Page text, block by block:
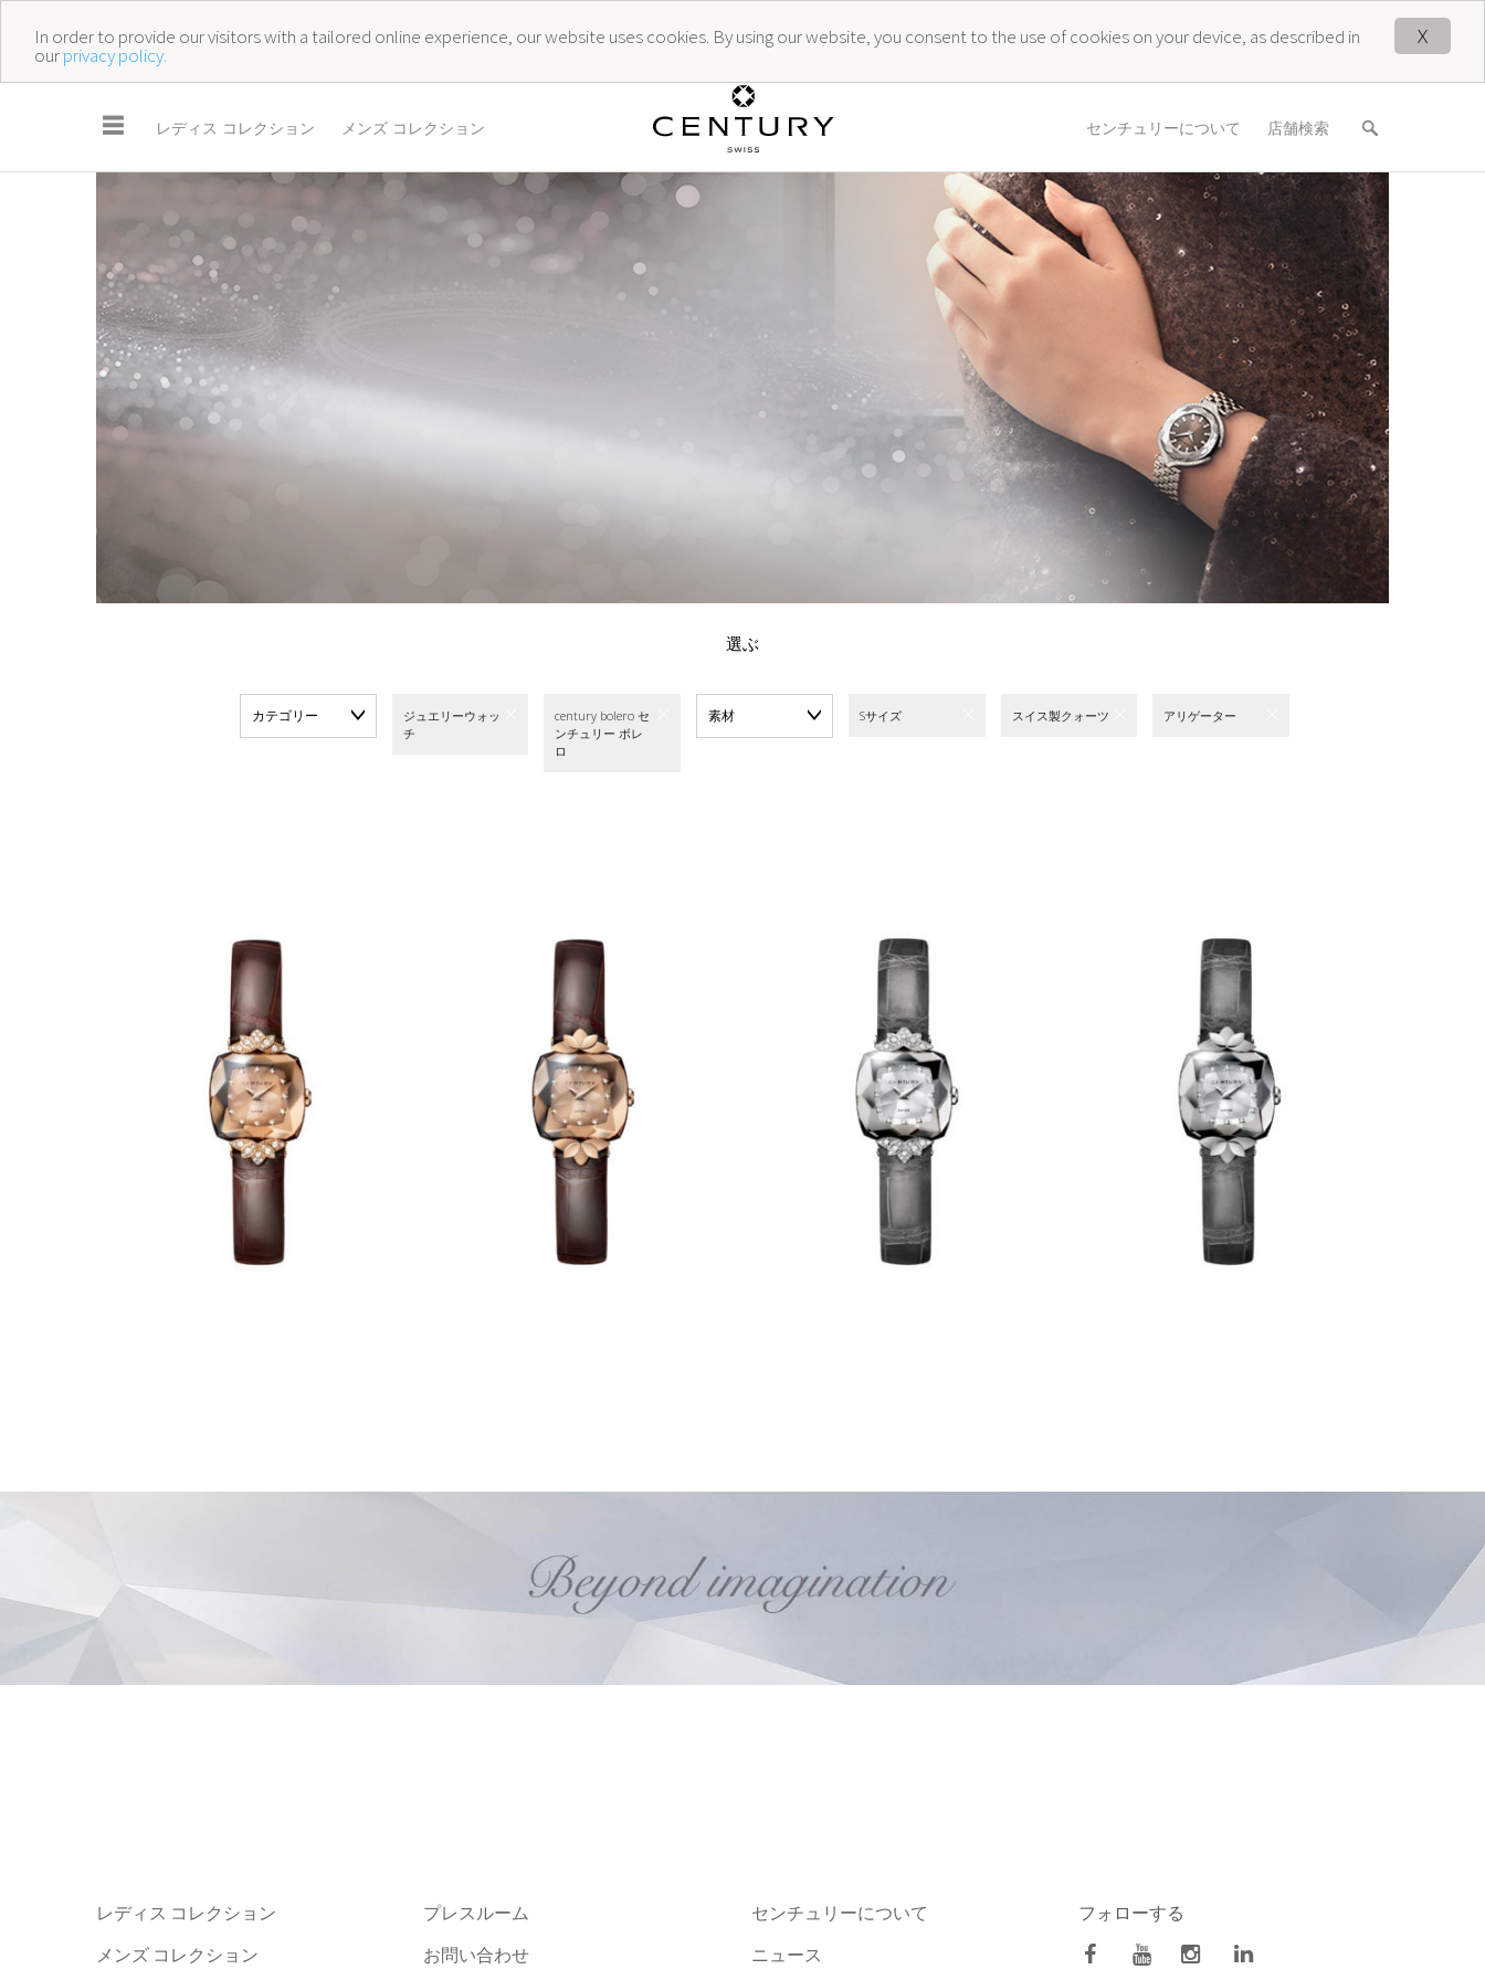
X
In order to provide our visitors with a tailored online experience, our website uses cookies. By using our website, you consent to the use of cookies on your device, as described in
ourprivacy policy.
☰ レディス コレクション メンズ コレクション センチュリーについて 店舗検索
選ぶ
カテゴリー
ジュエリーウォッ
チ
century bolero セ
ンチュリー ボレ
ロ
素材 Sサイズ スイス製クォーツ アリゲーター
レディス コレクション
メンズ コレクション
プレスルーム
お問い合わせ
センチュリーについて
ニュース
フォローする
facebookYoutubeInstagram